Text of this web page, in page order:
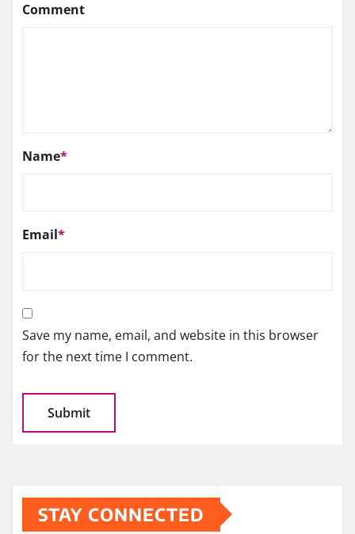
Comment
Name*
Email*
Save my name, email, and website in this browser
for the next time I comment.
STAY CONNECTED